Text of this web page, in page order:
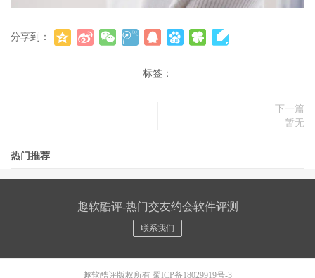
分享到：
标签：
下一篇
暂无
热门推荐
趣软酷评-热门交友约会软件评测
联系我们
趣软酷评版权所有 蜀ICP备18029919号-3